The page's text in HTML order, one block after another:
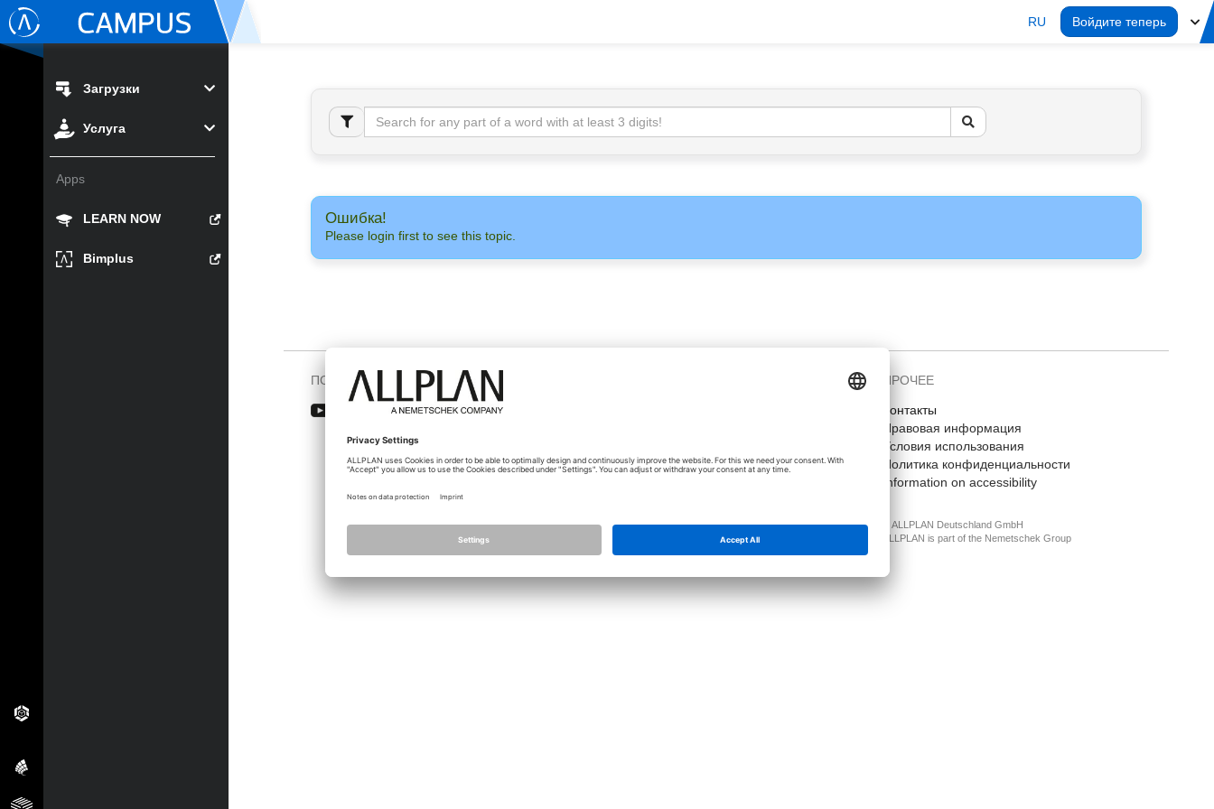
RU Войдите теперь
Загрузки
Услуга
Apps
LEARN NOW
Bimplus
Ошибка!
Please login first to see this topic.
ПОДПИШИТЕСЬ НА НАСАДМИНИСТРАТОР
Лицензирование
Настройки конфиденциальности
ПРОЧЕЕ
Контакты
Правовая информация
Условия использования
Политика конфиденциальности
Information on accessibility
© ALLPLAN Deutschland GmbH
ALLPLAN is part of the Nemetschek Group